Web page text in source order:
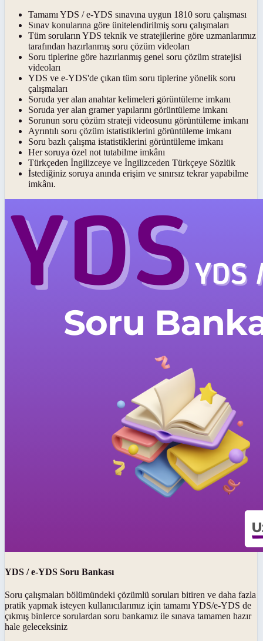
Tamamı YDS / e-YDS sınavına uygun 1810 soru çalışması
Sınav konularına göre ünitelendirilmiş soru çalışmaları
Tüm soruların YDS teknik ve stratejilerine göre uzmanlarımız
tarafından hazırlanmış soru çözüm videoları
Soru tiplerine göre hazırlanmış genel soru çözüm stratejisi
videoları
YDS ve e-YDS'de çıkan tüm soru tiplerine yönelik soru
çalışmaları
Soruda yer alan anahtar kelimeleri görüntüleme imkanı
Soruda yer alan gramer yapılarını görüntüleme imkanı
Sorunun soru çözüm strateji videosunu görüntüleme imkanı
Ayrıntılı soru çözüm istatistiklerini görüntüleme imkanı
Soru bazlı çalışma istatistiklerini görüntüleme imkanı
Her soruya özel not tutabilme imkânı
Türkçeden İngilizceye ve İngilizceden Türkçeye Sözlük
İstediğiniz soruya anında erişim ve sınırsız tekrar yapabilme
imkânı.
YDS / e-YDS Soru Bankası
Soru çalışmaları bölümündeki çözümlü soruları bitiren ve daha fazla
pratik yapmak isteyen kullanıcılarımız için tamamı YDS/e-YDS de
çıkmış binlerce sorulardan soru bankamız ile sınava tamamen hazır
hale geleceksiniz